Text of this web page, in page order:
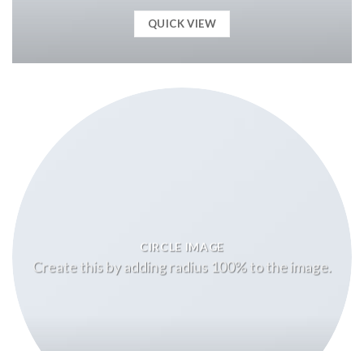
QUICK VIEW
CIRCLE IMAGE
Create this by adding radius 100% to the image.